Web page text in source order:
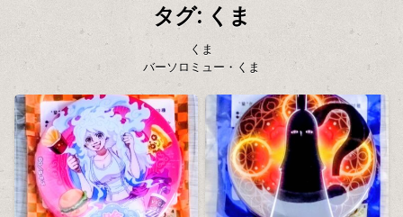
タグ: くま
くま
バーソロミュー・くま